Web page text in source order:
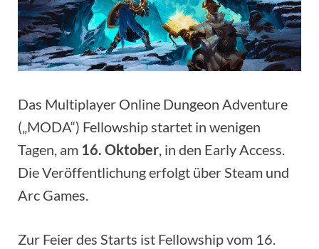
Das Multiplayer Online Dungeon Adventure
(„MODA“) Fellowship startet in wenigen
Tagen, am 16. Oktober, in den Early Access.
Die Veröffentlichung erfolgt über Steam und
Arc Games.
Zur Feier des Starts ist Fellowship vom 16.